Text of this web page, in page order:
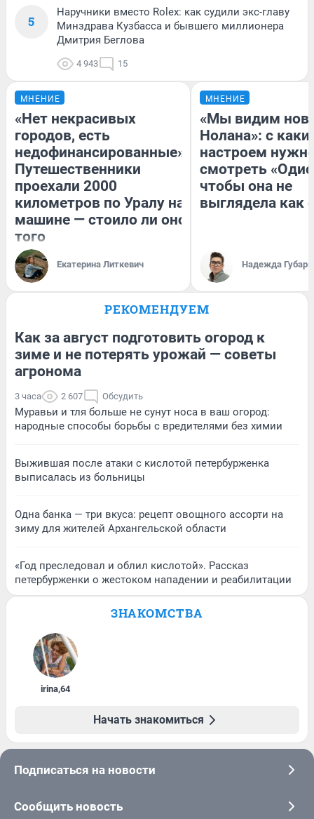
5
Наручники вместо Rolex: как судили экс-главу
Минздрава Кузбасса и бывшего миллионера
Дмитрия Беглова
4 943 15
МНЕНИЕ
«Нет некрасивых
городов, есть
недофинансированные».
Путешественники
проехали 2000
километров по Уралу на
машине — стоило ли оно
того
Екатерина Литкевич
МНЕНИЕ
«Мы видим
Нолана»: с
настроем
смотреть
чтобы она не
выглядела как
Надежда Губарь
РЕКОМЕНДУЕМ
Как за август подготовить огород к
зиме и не потерять урожай — советы
агронома
3 часа 2 607 Обсудить
Муравьи и тля больше не сунут носа в ваш огород:
народные способы борьбы с вредителями без химии
Выжившая после атаки с кислотой петербурженка
выписалась из больницы
Одна банка — три вкуса: рецепт овощного ассорти на
зиму для жителей Архангельской области
«Год преследовал и облил кислотой». Рассказ
петербурженки о жестоком нападении и реабилитации
ЗНАКОМСТВА
irina,64
Начать знакомиться
Подписаться на новости
Сообщить новость